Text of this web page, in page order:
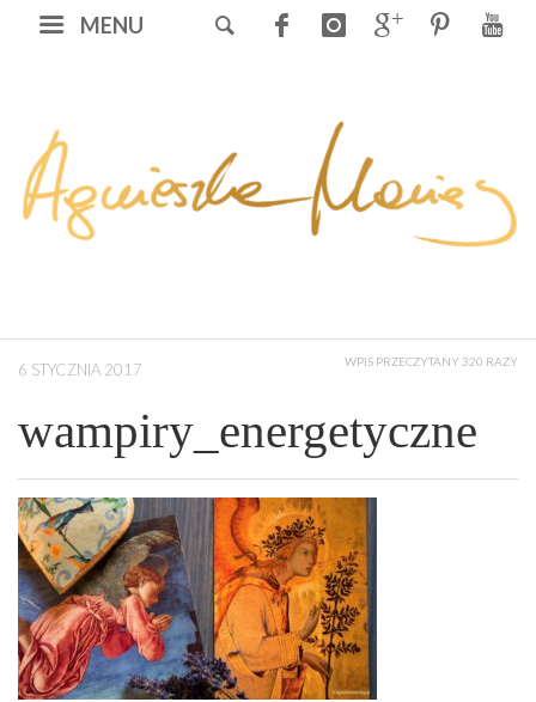
MENU
6 STYCZNIA 2017 WPIS PRZECZYTANY 320 RAZY
wampiry_energetyczne